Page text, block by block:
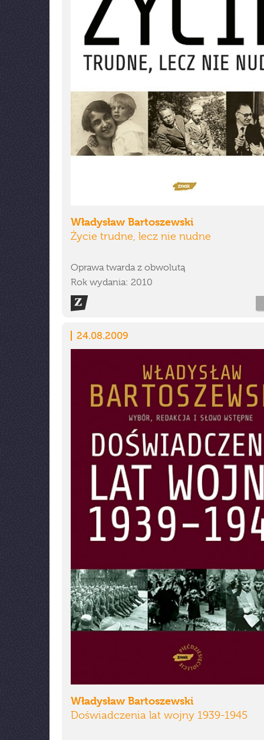
Władysław Bartoszewski
Życie trudne, lecz nie nudne
Oprawa twarda z obwolutą
Rok wydania: 2010
24.08.2009
Władysław Bartoszewski
Doświadczenia lat wojny 1939-1945